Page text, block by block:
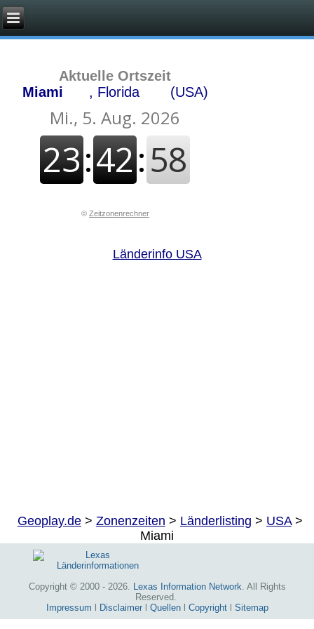
Aktuelle Ortszeit
Miami
, Florida (USA)
© Zeitzonenrechner
Länderinfo USA
Geoplay.de> Zonenzeiten > Länderlisting > USA>
Miami
Copyright © 2000 - 2026. Lexas Information Network . All Rights
Reserved.
Impressum
Disclaimerl Quellenl Copyrightl Sitemap